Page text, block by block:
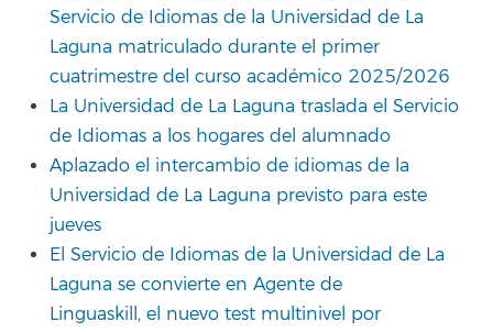
Servicio de Idiomas de la Universidad de La
Laguna matriculado durante el primer
cuatrimestre del curso académico 2025/2026
La Universidad de La Laguna traslada el Servicio
de Idiomas a los hogares del alumnado
Aplazado el intercambio de idiomas de la
Universidad de La Laguna previsto para este
jueves
El Servicio de Idiomas de la Universidad de La
Laguna se convierte en Agente de
Linguaskill, el nuevo test multinivel por